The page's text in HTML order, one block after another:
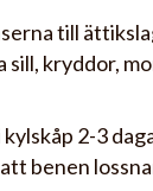
till
sill, kryddor,
2-3
benen